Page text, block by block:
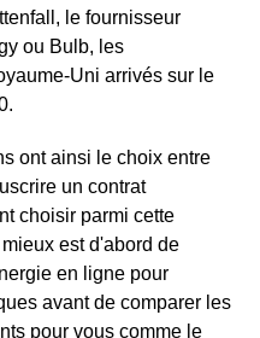
le fournisseur
ou Bulb, les
Uni arrivés sur le
ont ainsi le choix entre
un contrat
choisir parmi cette
est d'abord de
en ligne pour
avant de comparer les
pour vous comme le